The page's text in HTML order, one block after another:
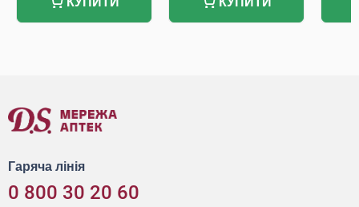
Гаряча лінія
0 800 30 20 60